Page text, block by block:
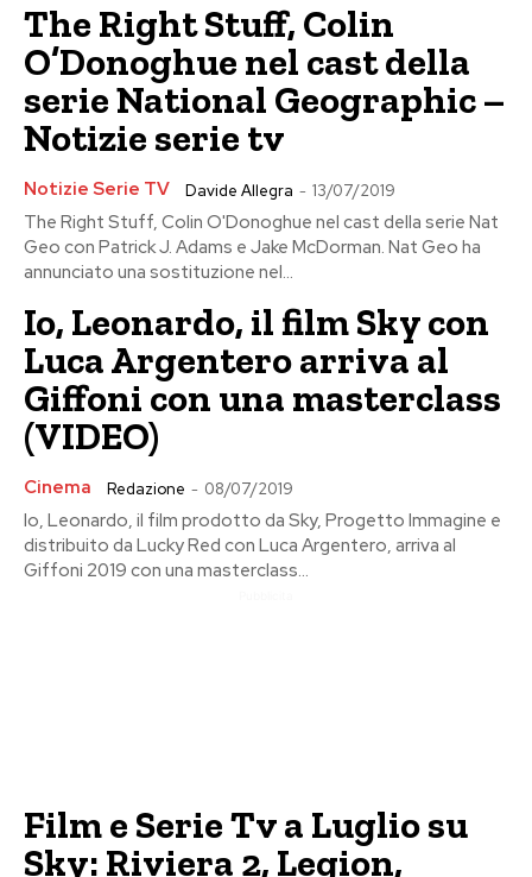
The Right Stuff, Colin
O’Donoghue nel cast della
serie National Geographic –
Notizie serie tv
Notizie Serie TV Davide Allegra - 13/07/2019
The Right Stuff, Colin O'Donoghue nel cast della serie Nat
Geo con Patrick J. Adams e Jake McDorman. Nat Geo ha
annunciato una sostituzione nel...
Io, Leonardo, il film Sky con
Luca Argentero arriva al
Giffoni con una masterclass
(VIDEO)
Cinema Redazione - 08/07/2019
Io, Leonardo, il film prodotto da Sky, Progetto Immagine e
distribuito da Lucky Red con Luca Argentero, arriva al
Giffoni 2019 con una masterclass...
Film e Serie Tv a Luglio su
Sky: Riviera 2, Legion,